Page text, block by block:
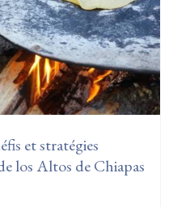
et stratégies
los Altos de Chiapas